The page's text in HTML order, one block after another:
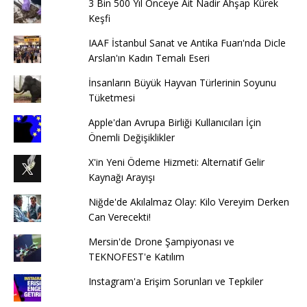
3 Bin 500 Yıl Önceye Ait Nadir Ahşap Kürek
Keşfi
IAAF İstanbul Sanat ve Antika Fuarı'nda Dicle
Arslan'ın Kadın Temalı Eseri
İnsanların Büyük Hayvan Türlerinin Soyunu
Tüketmesi
Apple'dan Avrupa Birliği Kullanıcıları İçin
Önemli Değişiklikler
X'in Yeni Ödeme Hizmeti: Alternatif Gelir
Kaynağı Arayışı
Niğde'de Akılalmaz Olay: Kilo Vereyim Derken
Can Verecekti!
Mersin'de Drone Şampiyonası ve
TEKNOFEST'e Katılım
Instagram'a Erişim Sorunları ve Tepkiler